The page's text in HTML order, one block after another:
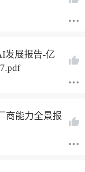
发展报告-亿
商能力全景报